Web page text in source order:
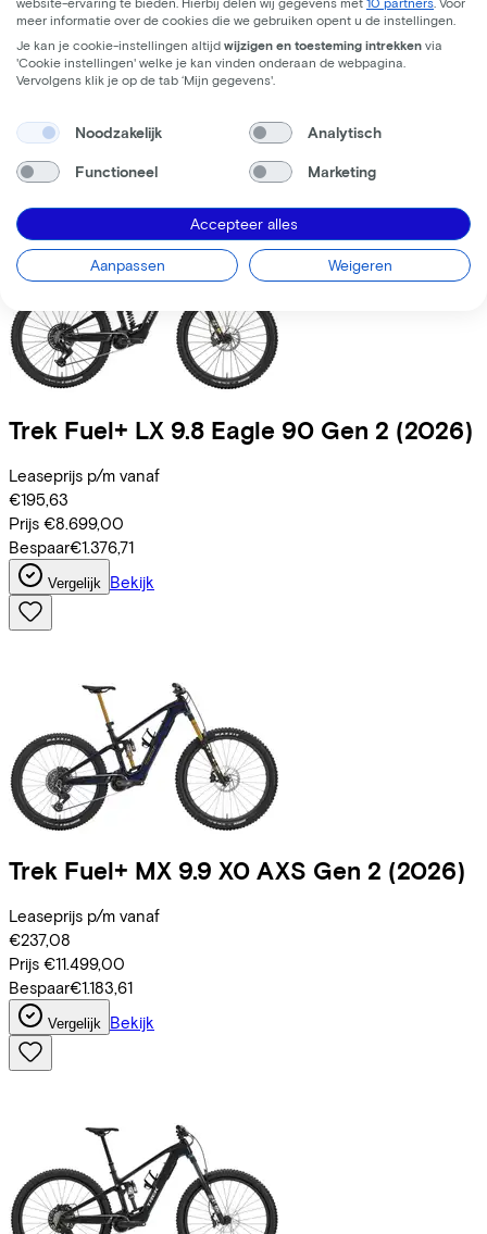
€228,07
Prijs €10.199,00
Vergelijk Bekijk
Trek Fuel+ LX 9.8 Eagle 90 Gen 2 (2026)
Leaseprijs p/m vanaf
€195,63
Prijs €8.699,00
Bespaar€1.376,71
Vergelijk Bekijk
Trek Fuel+ MX 9.9 X0 AXS Gen 2 (2026)
Leaseprijs p/m vanaf
€237,08
Prijs €11.499,00
Bespaar€1.183,61
Vergelijk Bekijk
meer informatie over de cookies die we gebruiken opent u de instellingen.
Je kan je cookie-instellingen altijd wijzigen en toesteming intrekken via
'Cookie instellingen' welke je kan vinden onderaan de webpagina.
Vervolgens klik je op de tab ‘Mijn gegevens'.
Noodzakelijk Analytisch
Functioneel Marketing
Accepteer alles
Aanpassen Weigeren